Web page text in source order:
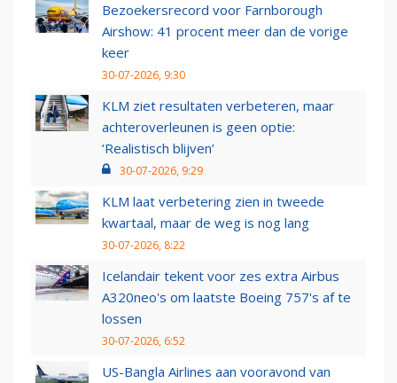
Bezoekersrecord voor Farnborough
Airshow: 41 procent meer dan de vorige
keer
30-07-2026, 9:30
KLM ziet resultaten verbeteren, maar
achteroverleunen is geen optie:
‘Realistisch blijven’
30-07-2026, 9:29
KLM laat verbetering zien in tweede
kwartaal, maar de weg is nog lang
30-07-2026, 8:22
Icelandair tekent voor zes extra Airbus
A320neo's om laatste Boeing 757's af te
lossen
30-07-2026, 6:52
US-Bangla Airlines aan vooravond van